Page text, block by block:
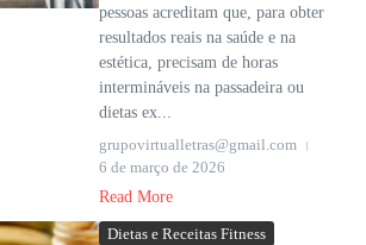
pessoas acreditam que, para obter
resultados reais na saúde e na
estética, precisam de horas
intermináveis na passadeira ou
dietas ex...
grupovirtualletras@gmail.com
6 de março de 2026
Read More
Dietas e Receitas Fitness